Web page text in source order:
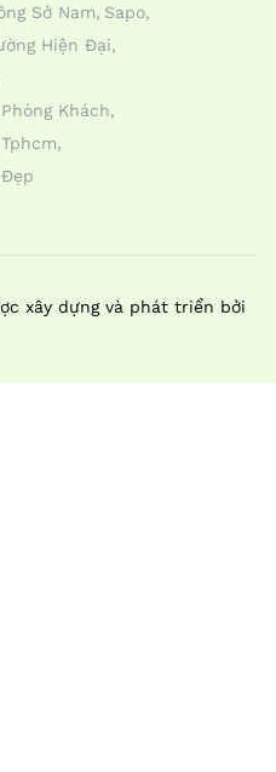
Sở Nam Sapo
Hiện Đại
Khách
xây dựng và phát triển bởi